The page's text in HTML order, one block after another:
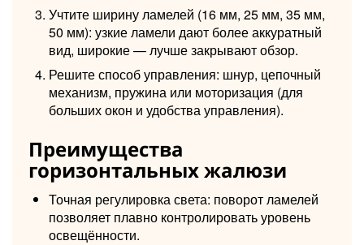
Учтите ширину ламелей (16 мм, 25 мм, 35 мм,
50 мм): узкие ламели дают более аккуратный
вид, широкие — лучше закрывают обзор.
Решите способ управления: шнур, цепочный
механизм, пружина или моторизация (для
больших окон и удобства управления).
Преимущества
горизонтальных жалюзи
Точная регулировка света: поворот ламелей
позволяет плавно контролировать уровень
освещённости.